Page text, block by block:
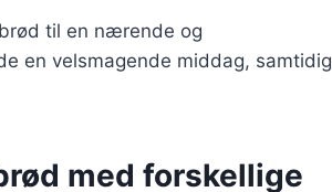
til en nærende og
en velsmagende middag, samtidig
med forskellige